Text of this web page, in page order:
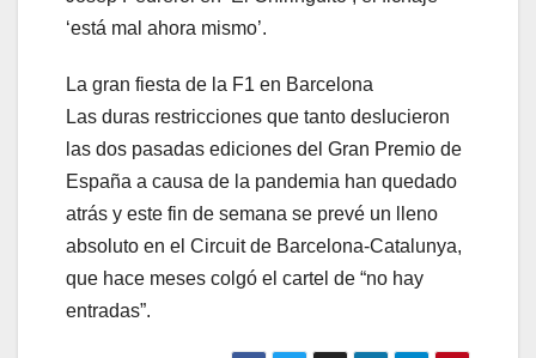
‘está mal ahora mismo’.
La gran fiesta de la F1 en Barcelona
Las duras restricciones que tanto deslucieron
las dos pasadas ediciones del Gran Premio de
España a causa de la pandemia han quedado
atrás y este fin de semana se prevé un lleno
absoluto en el Circuit de Barcelona-Catalunya,
que hace meses colgó el cartel de “no hay
entradas”.